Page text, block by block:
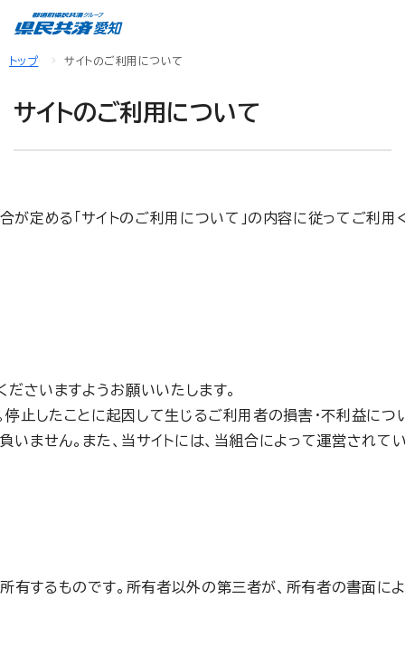
トップ サイトのご利用について
サイトのご利用について
定める「サイトのご利用について」の内容に従って
さいますようお願いいたします。
止したことに起因して生じるご利用者の損害・不利益につ
ん。また、当サイトには、当組合によって運営され
所有するものです。所有者以外の第三者が、所有者の書